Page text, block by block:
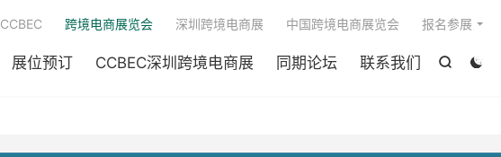


展位预订 CCBEC深圳跨境电商展 同期论坛 联系我们
CCBEC 跨境电商展览会 深圳跨境电商展 中国跨境电商展览会 报名参展